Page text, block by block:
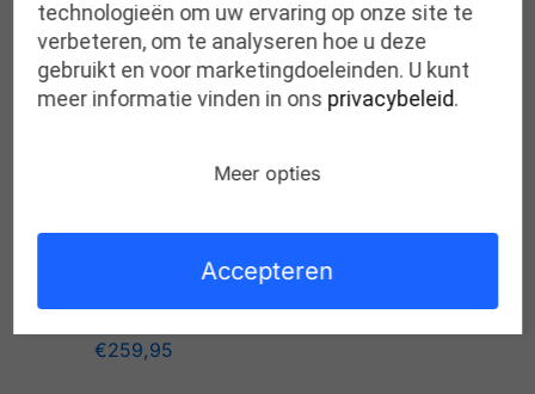
XSENSIBLE ferraro
€259,95
BLACK COMBI H
technologieën om uw ervaring op onze site te
verbeteren, om te analyseren hoe u deze
gebruikt en voor marketingdoeleinden. U kunt
meer informatie vinden in ons privacybeleid.
Meer opties
Accepteren